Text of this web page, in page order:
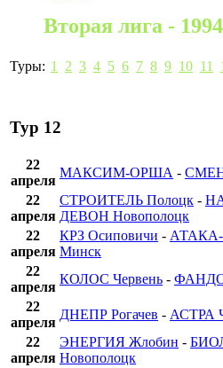
Вторая лига -
Туры: 1 2 3 4 5 6 7 8 9 10 11
Тур 12
22
апреля
МАКСИМ-ОРША -
22
апреля
СТРОИТЕЛЬ Полоцк -
ДЕВОН Новополоцк
22
апреля
КРЗ Осиповичи -
Минск
22
апреля
КОЛОС Червень -
22
апреля
ДНЕПР Рогачев - АСТРА
22
апреля
ЭНЕРГИЯ Жлобин -
Новополоцк